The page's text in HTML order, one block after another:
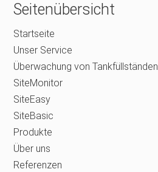
Seitenübersicht
Startseite
Unser Service
Überwachung von Tankfüllständen
SiteMonitor
SiteEasy
SiteBasic
Produkte
Über uns
Referenzen